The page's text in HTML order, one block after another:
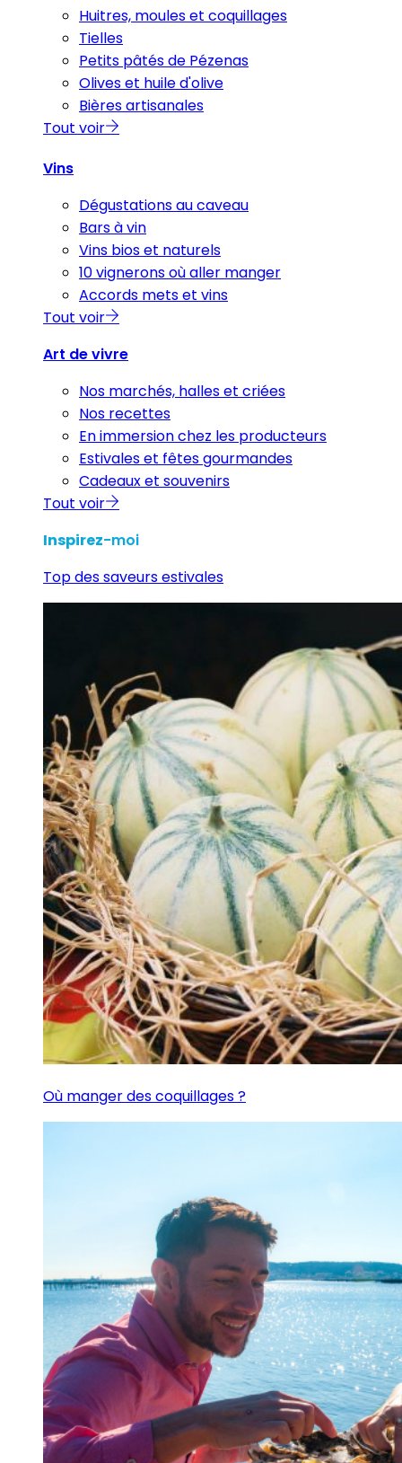
Huitres, moules et coquillages
Tielles
Petits pâtés de Pézenas
Olives et huile d'olive
Bières artisanales
Tout voir
Vins
Dégustations au caveau
Bars à vin
Vins bios et naturels
10 vignerons où aller manger
Accords mets et vins
Tout voir
Art de vivre
Nos marchés, halles et criées
Nos recettes
En immersion chez les producteurs
Estivales et fêtes gourmandes
Cadeaux et souvenirs
Tout voir
Inspirez-moi
Top des saveurs estivales
Où manger des coquillages ?